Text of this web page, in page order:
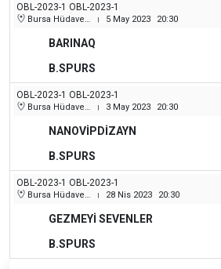
OBL-2023-1 OBL-2023-1
Bursa Hüdavendigar (Dikkaldırım) Kapalı Spor Salonu | 5 May 2023 20:30
BARINAQ
B.SPURS
OBL-2023-1 OBL-2023-1
Bursa Hüdavendigar (Dikkaldırım) Kapalı Spor Salonu | 3 May 2023 20:30
NANOVİPDİZAYN
B.SPURS
OBL-2023-1 OBL-2023-1
Bursa Hüdavendigar (Dikkaldırım) Kapalı Spor Salonu | 28 Nis 2023 20:30
GEZMEYİ SEVENLER
B.SPURS